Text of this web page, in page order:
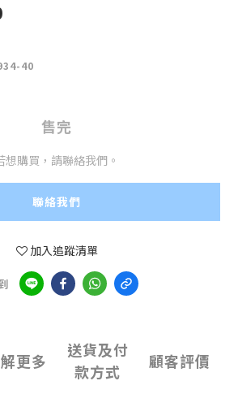
40
售完
想購買，請聯絡我們。
聯絡我們
加入追蹤清單
更多
送貨及付
款方式
顧客評價